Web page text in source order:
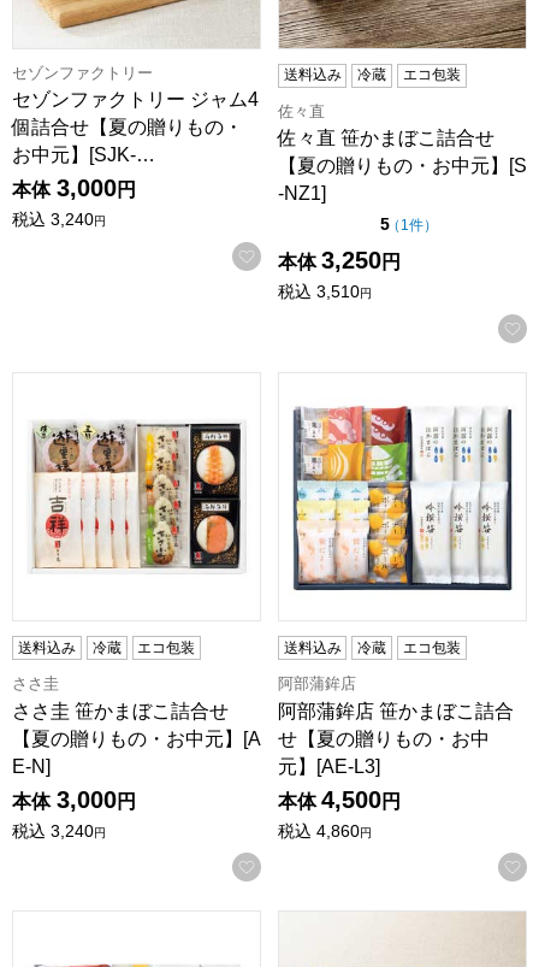
セゾンファクトリー
セゾンファクトリー ジャム4
個詰合せ【夏の贈りもの・
お中元】[SJK-…
本体 3,000円
税込 3,240円
お気に入りに登録する
送料込み 冷蔵 エコ包装
佐々直
佐々直 笹かまぼこ詰合せ
【夏の贈りもの・お中元】[S
-NZ1]
5点（5点満点中）
（ 1件の評価
）
本体 3,250円
税込 3,510円
送料込み 冷蔵 エコ包装
ささ圭
ささ圭 笹かまぼこ詰合せ
【夏の贈りもの・お中元】[A
E-N]
本体 3,000円
税込 3,240円
お気に入りに登録する
送料込み 冷蔵 エコ包装
阿部蒲鉾店
阿部蒲鉾店 笹かまぼこ詰合
せ【夏の贈りもの・お中
元】[AE-L3]
本体 4,500円
税込 4,860円